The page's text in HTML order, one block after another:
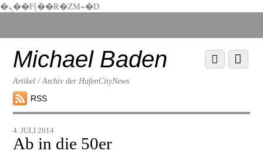
�ܢ��F[��R�ZM~�D
down
contentMichael Baden
Artikel / Archiv der HafenCityNews
RSS
Menu
Scroll
down
4. JULI 2014
Ab in die 50er